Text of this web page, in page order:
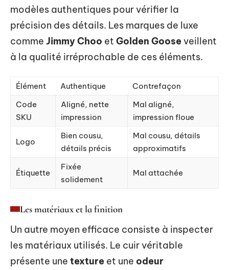
modèles authentiques pour vérifier la
précision des détails. Les marques de luxe
comme Jimmy Choo et Golden Gooseveillent
à la qualité irréprochable de ces éléments.
Élément Authentique
Contrefaçon
Code
SKU
Aligné, nette
impression
Mal aligné,
impression floue
Logo
Bien cousu,
détails précis
Mal cousu, détails
approximatifs
Étiquette
Fixée
solidement
Mal attachée
Les matériaux et la finition
Un autre moyen efficace consiste à inspecter
les matériaux utilisés. Le cuir véritable
présente une texture et une odeur